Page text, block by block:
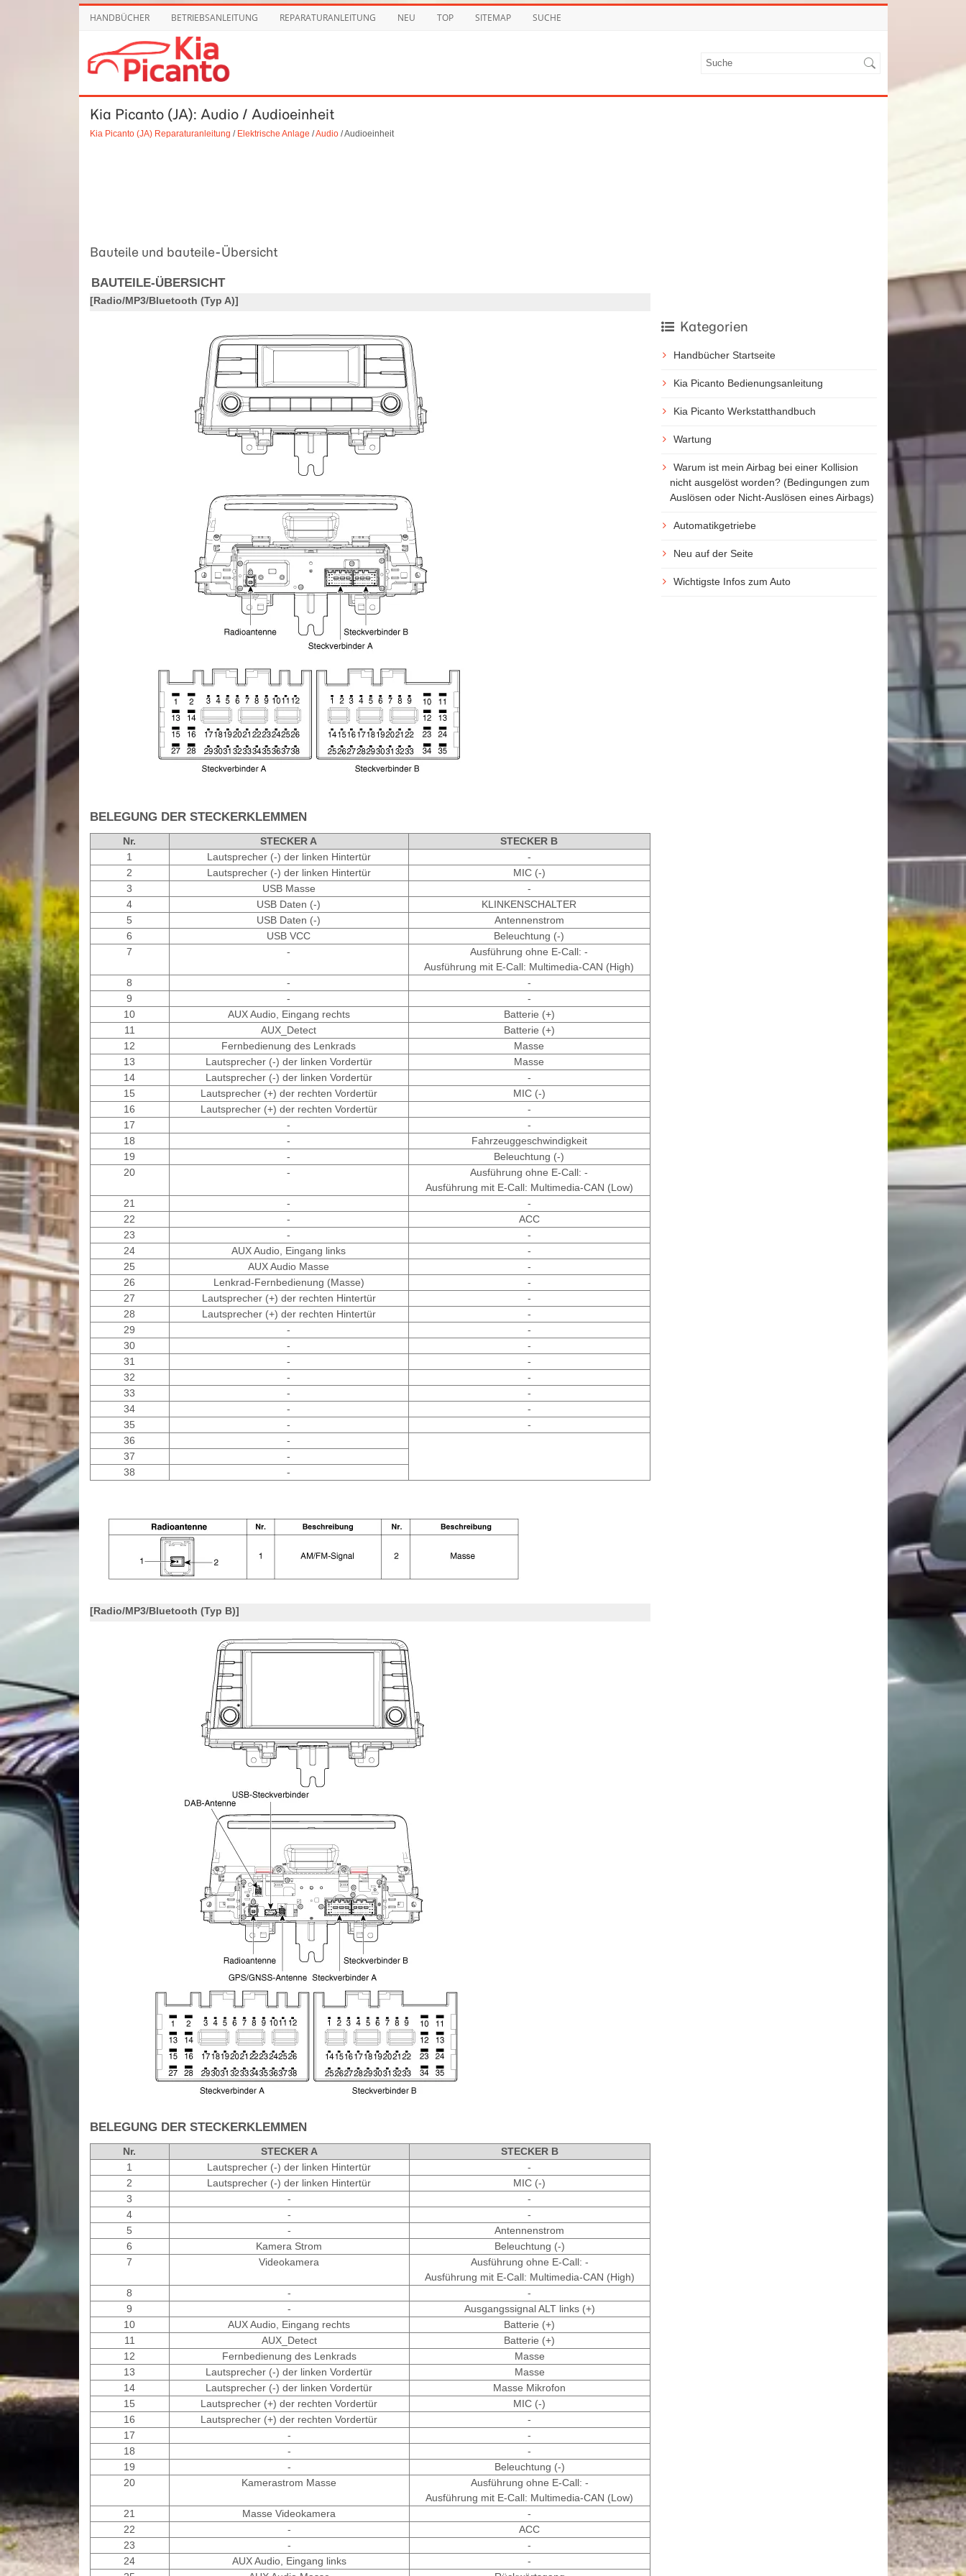
HANDBÜCHER BETRIEBSANLEITUNG REPARATURANLEITUNG NEU TOP SITEMAP SUCHE
Kia Picanto (JA): Audio / Audioeinheit
Kia Picanto (JA) Reparaturanleitung / Elektrische Anlage /Audio/ Audioeinheit
Bauteile und bauteile-Übersicht
BAUTEILE-ÜBERSICHT
[Radio/MP3/Bluetooth (Typ A)]
BELEGUNG DER STECKERKLEMMEN
Nr. STECKER A
STECKER B
1
Lautsprecher (-) der linken Hintertür
-
2
Lautsprecher (-) der linken Hintertür
MIC (-)
3
USB Masse
-
4
USB Daten (-)
KLINKENSCHALTER
5
USB Daten (-)
Antennenstrom
6
USB VCC
Beleuchtung (-)
7
-
Ausführung ohne E-Call: -
Ausführung mit E-Call: Multimedia-CAN (High)
8
-
-
9
-
-
10
AUX Audio, Eingang rechts
Batterie (+)
11
AUX_Detect
Batterie (+)
12
Fernbedienung des Lenkrads
Masse
13
Lautsprecher (-) der linken Vordertür
Masse
14
Lautsprecher (-) der linken Vordertür
-
15
Lautsprecher (+) der rechten Vordertür
MIC (-)
16
Lautsprecher (+) der rechten Vordertür
-
17
-
-
18
-
Fahrzeuggeschwindigkeit
19
-
Beleuchtung (-)
20
-
Ausführung ohne E-Call: -
Ausführung mit E-Call: Multimedia-CAN (Low)
21
-
-
22
-
ACC
23
-
-
24
AUX Audio, Eingang links
-
25
AUX Audio Masse
-
26
Lenkrad-Fernbedienung (Masse)
-
27
Lautsprecher (+) der rechten Hintertür
-
28
Lautsprecher (+) der rechten Hintertür
-
29
-
-
30
-
-
31
-
-
32
-
-
33
-
-
34
-
-
35
-
-
36
-
37
-
38
-
[Radio/MP3/Bluetooth (Typ B)]
BELEGUNG DER STECKERKLEMMEN
Nr. STECKER A
STECKER B
1
Lautsprecher (-) der linken Hintertür
-
2
Lautsprecher (-) der linken Hintertür
MIC (-)
3
-
-
4
-
-
5
-
Antennenstrom
6
Kamera Strom
Beleuchtung (-)
7
Videokamera
Ausführung ohne E-Call: -
Ausführung mit E-Call: Multimedia-CAN (High)
8
-
-
9
-
Ausgangssignal ALT links (+)
10
AUX Audio, Eingang rechts
Batterie (+)
11
AUX_Detect
Batterie (+)
12
Fernbedienung des Lenkrads
Masse
13
Lautsprecher (-) der linken Vordertür
Masse
14
Lautsprecher (-) der linken Vordertür
Masse Mikrofon
15
Lautsprecher (+) der rechten Vordertür
MIC (-)
16
Lautsprecher (+) der rechten Vordertür
-
17
-
-
18
-
-
19
-
Beleuchtung (-)
20
Kamerastrom Masse
Ausführung ohne E-Call: -
Ausführung mit E-Call: Multimedia-CAN (Low)
21
Masse Videokamera
-
22
-
ACC
23
-
-
24
AUX Audio, Eingang links
-
Kategorien
Handbücher Startseite
Kia Picanto Bedienungsanleitung
Kia Picanto Werkstatthandbuch
Wartung
Warum ist mein Airbag bei einer Kollision
nicht ausgelöst worden? (Bedingungen zum
Auslösen oder Nicht-Auslösen eines Airbags)
Automatikgetriebe
Neu auf der Seite
Wichtigste Infos zum Auto